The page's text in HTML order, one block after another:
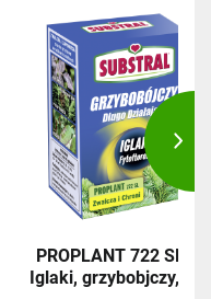
PROPLANT 722 SL,
Iglaki, grzybobjczy,...